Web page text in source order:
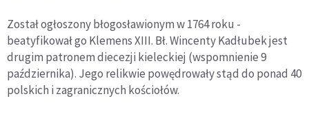
Został ogłoszony błogosławionym w 1764 roku -
beatyfikował go Klemens XIII. Bł. Wincenty Kadłubek jest
drugim patronem diecezji kieleckiej (wspomnienie 9
października). Jego relikwie powędrowały stąd do ponad 40
polskich i zagranicznych kościołów.